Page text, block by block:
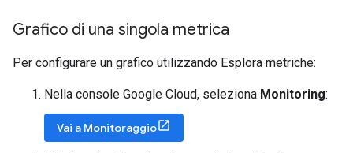
Grafico di una singola metrica
Per configurare un grafico utilizzando Esplora metriche:
Nella console Google Cloud, seleziona Monitoring:
Vai a Monitoraggio